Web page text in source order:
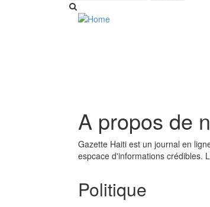
A propos de
Gazette Haiti est un journal en
espcace d'informations crédibles.
Politique